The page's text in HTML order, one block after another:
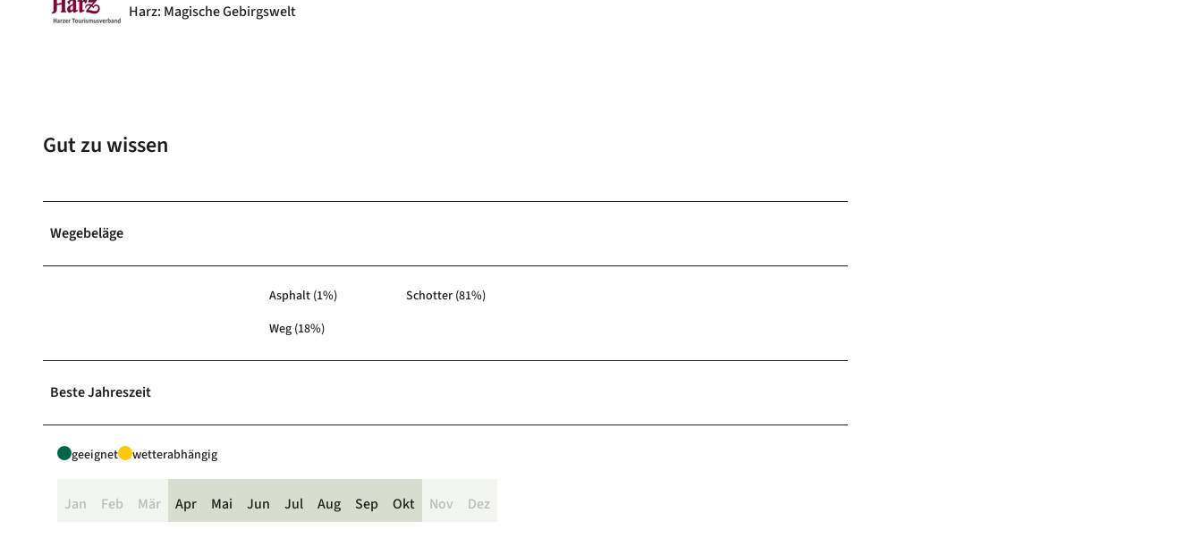
Harz: Magische Gebirgswelt
Gut zu wissen
Wegebeläge
Asphalt (1%)
Schotter (81%)
Weg (18%)
Beste Jahreszeit
geeignet wetterabhängig
Jan Feb Mär Apr Mai Jun Jul Aug Sep Okt Nov Dez